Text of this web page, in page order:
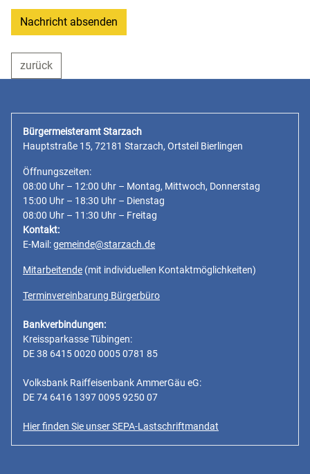
Nachricht absenden
zurück
Bürgermeisteramt Starzach
Hauptstraße 15, 72181 Starzach, Ortsteil Bierlingen
Öffnungszeiten:
08:00 Uhr – 12:00 Uhr – Montag, Mittwoch, Donnerstag
15:00 Uhr – 18:30 Uhr – Dienstag
08:00 Uhr – 11:30 Uhr – Freitag
Kontakt:
E-Mail:gemeinde@starzach.de
Mitarbeitende (mit individuellen Kontaktmöglichkeiten)
Terminvereinbarung Bürgerbüro
Bankverbindungen:
Kreissparkasse Tübingen:
DE 38 6415 0020 0005 0781 85
Volksbank Raiffeisenbank AmmerGäu eG:
DE 74 6416 1397 0095 9250 07
Hier finden Sie unser SEPA-Lastschriftmandat